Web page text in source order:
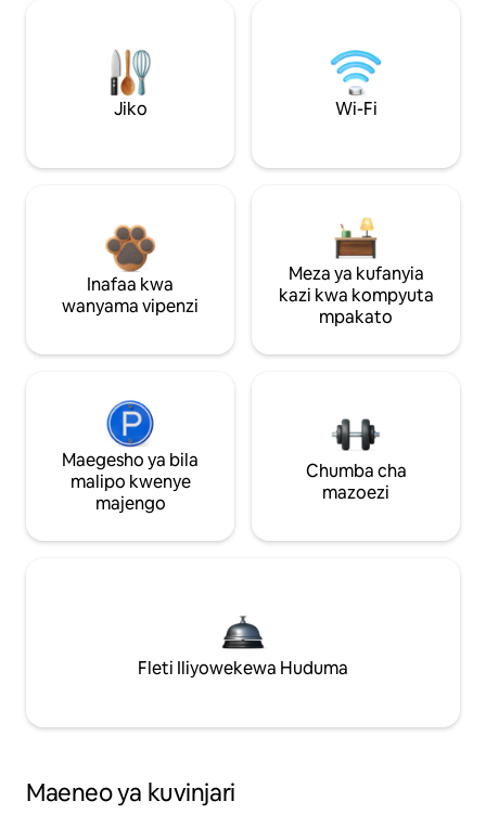
Jiko Wi-Fi
Inafaa kwa
wanyama vipenzi
Meza ya kufanyia
kazi kwa kompyuta
mpakato
Maegesho ya bila
malipo kwenye
majengo
Chumba cha
mazoezi
Fleti Iliyowekewa Huduma
Maeneo ya kuvinjari